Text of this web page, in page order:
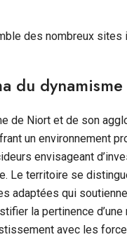
du
de Niort et de son
un environnement
envisageant
Le territoire se
adaptées qui
la pertinence d’une
avec les